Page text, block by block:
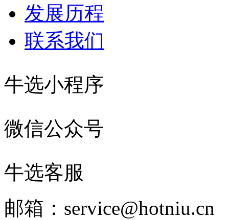
发展历程
联系我们
牛选小程序
微信公众号
牛选客服
邮箱：service@hotniu.cn